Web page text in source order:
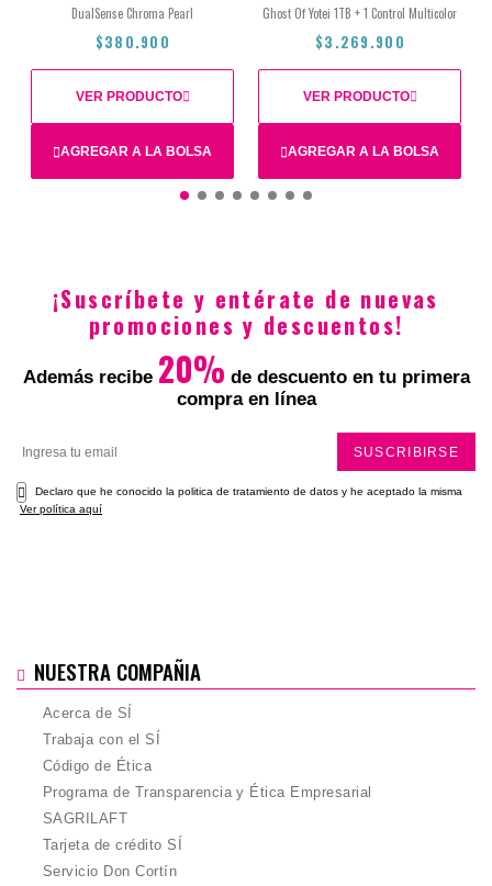
Total
DualSense Chroma Pearl
$380.900
AGREGAR A LA BOLSA
VER PRODUCTO
Ghost Of Yotei 1TB + 1 Control Multicolor
$3.269.900
AGREGAR A LA BOLSA
VER PRODUCTO
¡Suscríbete y entérate de nuevas
promociones y descuentos!
Además recibe 20% de descuento en tu primera
compra en línea
SUSCRIBIRSE
Declaro que he conocido la politica de tratamiento de datos y he aceptado la misma
Ver política aquí
NUESTRA COMPAÑIA
Acerca de SÍ
Trabaja con el SÍ
Código de Ética
Programa de Transparencia y Ética Empresarial
SAGRILAFT
Tarjeta de crédito SÍ
Servicio Don Cortín